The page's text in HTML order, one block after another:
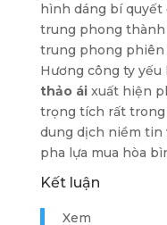
hình dáng bí quyết
trung phong thành
trung phong phiên
Hương công ty yếu
thảo áixuất hiện
trọng tích rất
dung dịch niềm tin
pha lựa mua hòa
Kết luận
Xem